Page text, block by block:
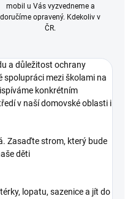
mobil u Vás vyzvedneme a
doručíme opravený. Kdekoliv v
ČR.
a důležitost ochrany
mezi školami na
konkrétním
v naší domovské oblasti i
Zasaďte strom, který bude
děti
lopatu, sazenice a jít do